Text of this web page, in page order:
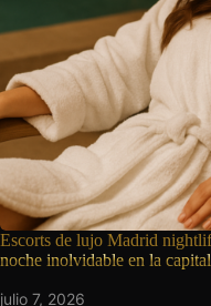
Escorts de lujo Madrid
noche inolvidable en la capital
julio 7, 2026